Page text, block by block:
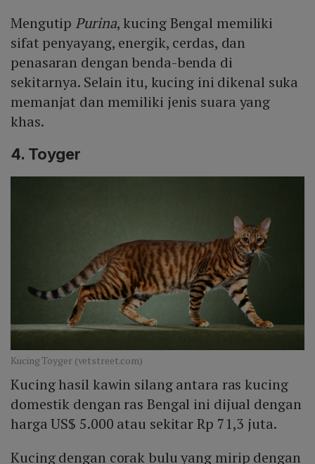
Mengutip Purina, kucing Bengal memiliki
sifat penyayang, energik, cerdas, dan
penasaran dengan benda-benda di
sekitarnya. Selain itu, kucing ini dikenal suka
memanjat dan memiliki jenis suara yang
khas.
4. Toyger
Kucing Toyger (vetstreet.com)
Kucing hasil kawin silang antara ras kucing
domestik dengan ras Bengal ini dijual dengan
harga US$ 5.000 atau sekitar Rp 71,3 juta.
Kucing dengan corak bulu yang mirip dengan